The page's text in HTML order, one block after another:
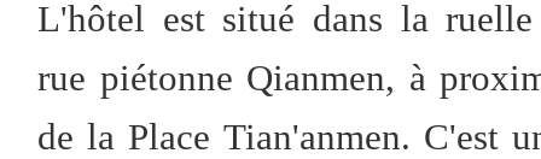
L'hôtel est situé dans la
rue piétonne Qianmen, à
de la Place Tian'anmen. C'est